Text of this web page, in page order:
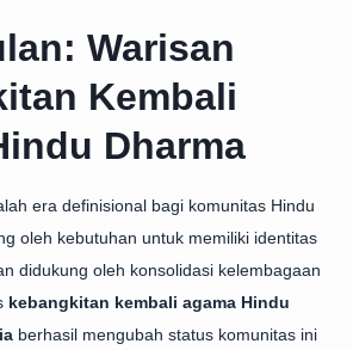
Warisan
Kembali
Dharma
era definisional bagi komunitas Hindu
oleh kebutuhan untuk memiliki identitas
didukung oleh konsolidasi kelembagaan
kebangkitan kembali agama Hindu
berhasil mengubah status komunitas ini